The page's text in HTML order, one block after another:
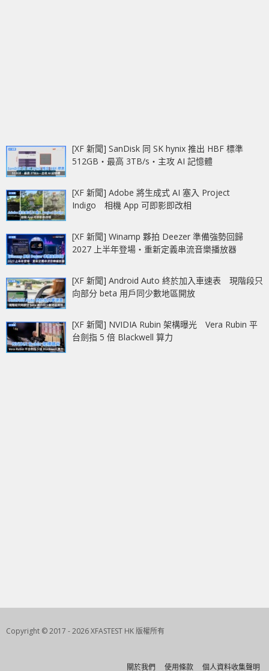
[XF 新聞] SanDisk 同 SK hynix 推出 HBF 標準
512GB‧最高 3TB/s‧主攻 AI 記憶體
[XF 新聞] Adobe 將生成式 AI 塞入 Project
Indigo 相機 App 可即影即改相
[XF 新聞] Winamp 夥拍 Deezer 準備強勢回歸
2027 上半年登場‧重新定義串流音樂播放器
[XF 新聞] Android Auto 終於加入車速表 現階段只
向部分 beta 用戶同少數地區開放
[XF 新聞] NVIDIA Rubin 架構曝光 Vera Rubin 平
台劍指 5 倍 Blackwell 算力
Copyright © 2017 - 2026 XFASTEST HK 版權所有
關於我們 使用條款 個人資料收集聲明